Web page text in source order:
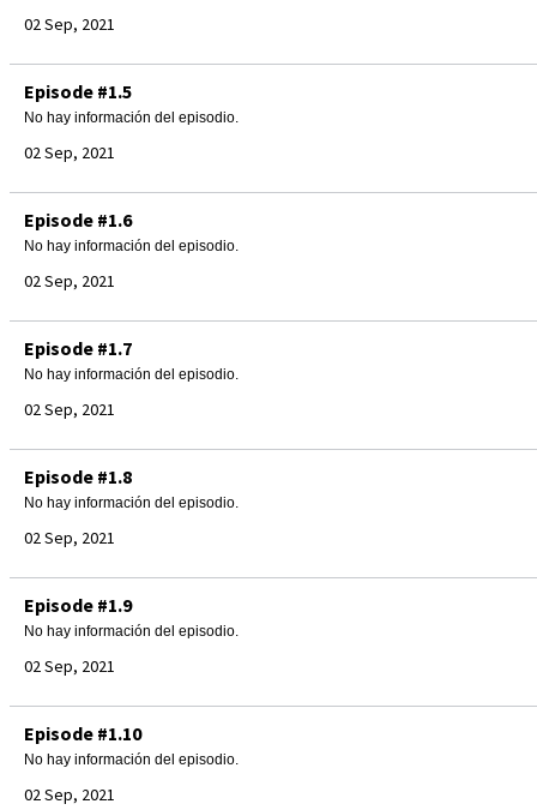
02 Sep, 2021
Episode #1.5
No hay información del episodio.
02 Sep, 2021
Episode #1.6
No hay información del episodio.
02 Sep, 2021
Episode #1.7
No hay información del episodio.
02 Sep, 2021
Episode #1.8
No hay información del episodio.
02 Sep, 2021
Episode #1.9
No hay información del episodio.
02 Sep, 2021
Episode #1.10
No hay información del episodio.
02 Sep, 2021